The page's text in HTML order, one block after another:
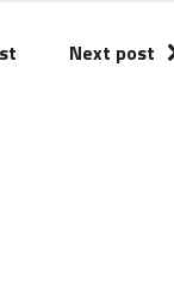
0.0
0 ( 0 % )
Next post